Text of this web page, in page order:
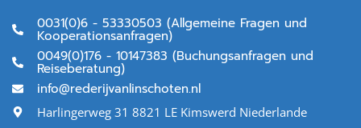
0031(0)6 - 53330503 (Allgemeine Fragen und
Kooperationsanfragen)
0049(0)176 - 10147383 (Buchungsanfragen und
Reiseberatung)
info@rederijvanlinschoten.nl
Harlingerweg 31 8821 LE Kimswerd Niederlande